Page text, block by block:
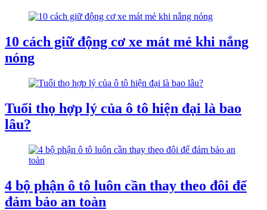
10 cách giữ động cơ xe mát mẻ khi nắng
nóng
Tuổi thọ hợp lý của ô tô hiện đại là bao
lâu?
4 bộ phận ô tô luôn cần thay theo đôi để
đảm bảo an toàn